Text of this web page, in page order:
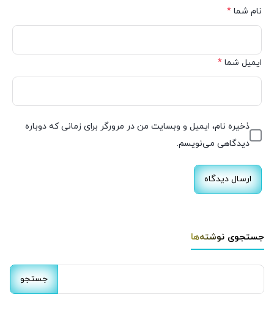
جستجوی نوشته‌ها
برای:
نام شما *
ایمیل شما *
ذخیره نام، ایمیل و وبسایت من در مرورگر برای زمانی که دوباره
دیدگاهی می‌نویسم.